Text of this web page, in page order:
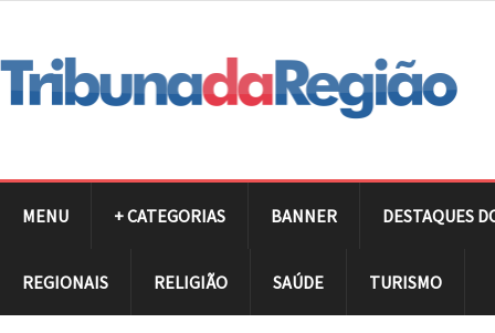
MENU + CATEGORIAS BANNER DESTAQUES
REGIONAIS RELIGIÃO SAÚDE TURISMO